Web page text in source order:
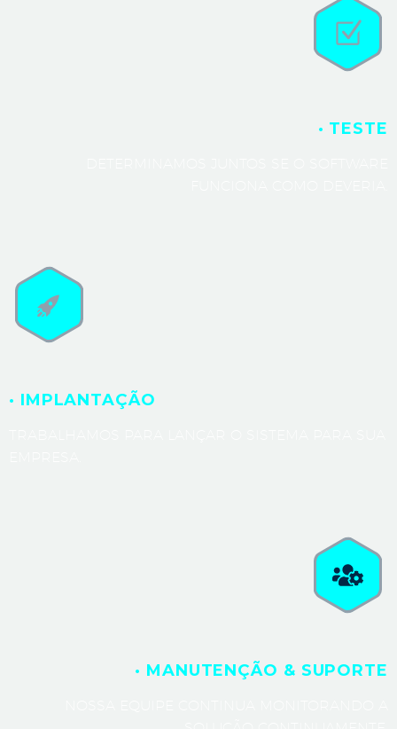
· TESTE
· IMPLANTAÇÃO
· MANUTENÇÃO & SUPORTE